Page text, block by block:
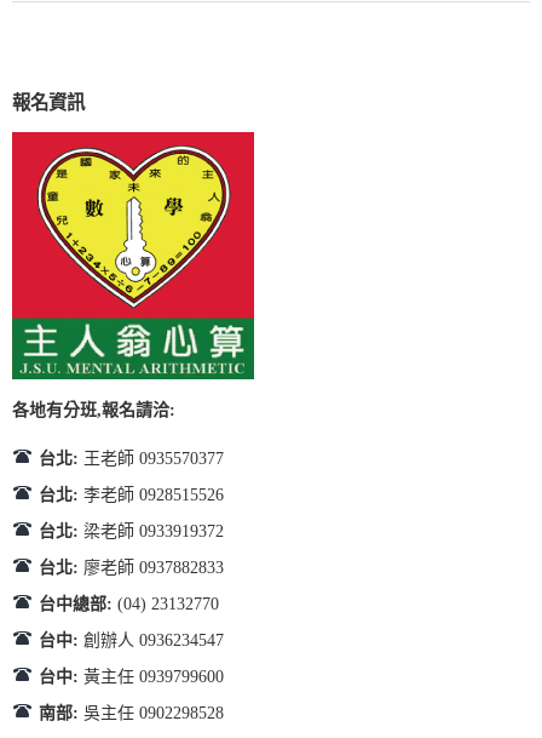
報名資訊
各地有分班,報名請洽:
台北: 王老師 0935570377
台北: 李老師 0928515526
台北: 梁老師 0933919372
台北: 廖老師 0937882833
台中總部: (04) 23132770
台中: 創辦人 0936234547
台中: 黃主任 0939799600
南部: 吳主任 0902298528